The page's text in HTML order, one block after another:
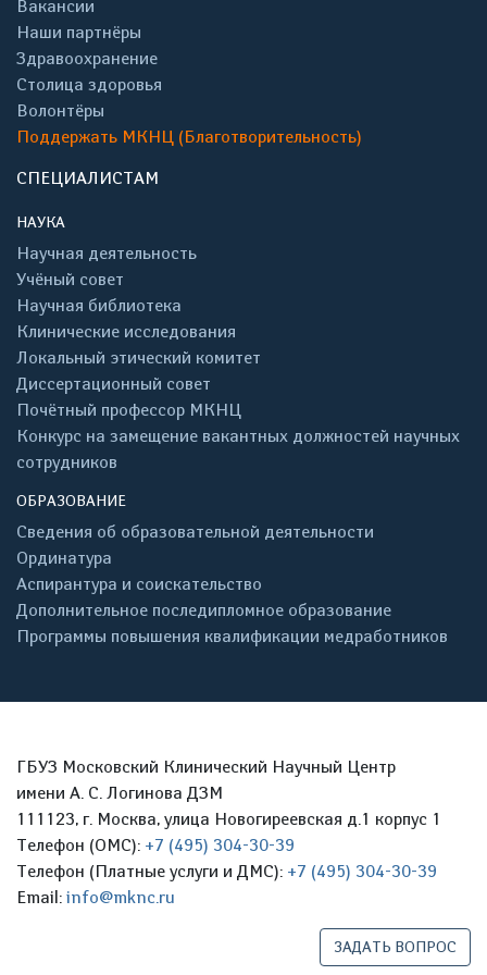
Вакансии
Наши партнёры
Здравоохранение
Столица здоровья
Волонтёры
Поддержать МКНЦ (Благотворительность)
СПЕЦИАЛИСТАМ
НАУКА
Научная деятельность
Учёный совет
Научная библиотека
Клинические исследования
Локальный этический комитет
Диссертационный совет
Почётный профессор МКНЦ
Конкурс на замещение вакантных должностей научных
сотрудников
ОБРАЗОВАНИЕ
Сведения об образовательной деятельности
Ординатура
Аспирантура и соискательство
Дополнительное последипломное образование
Программы повышения квалификации медработников
ГБУЗ Московский Клинический Научный Центр
имени А. С. Логинова ДЗМ
111123, г. Москва, улица Новогиреевская д.1 корпус 1
Телефон (ОМС): +7 (495) 304-30-39
Телефон (Платные услуги и ДМС): +7 (495) 304-30-39
Email: info@mknc.ru
ЗАДАТЬ ВОПРОС